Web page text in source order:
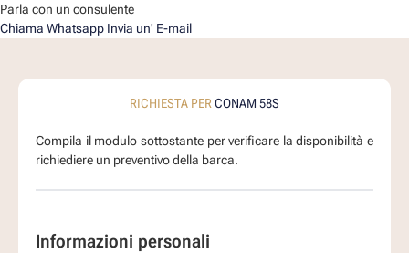
Parla con un consulente
Chiama Whatsapp Invia un' E-mail
RICHIESTA PERCONAM 58S
Compila il modulo sottostante per verificare la disponibilità e
richiediere un preventivo della barca.
Informazioni personali